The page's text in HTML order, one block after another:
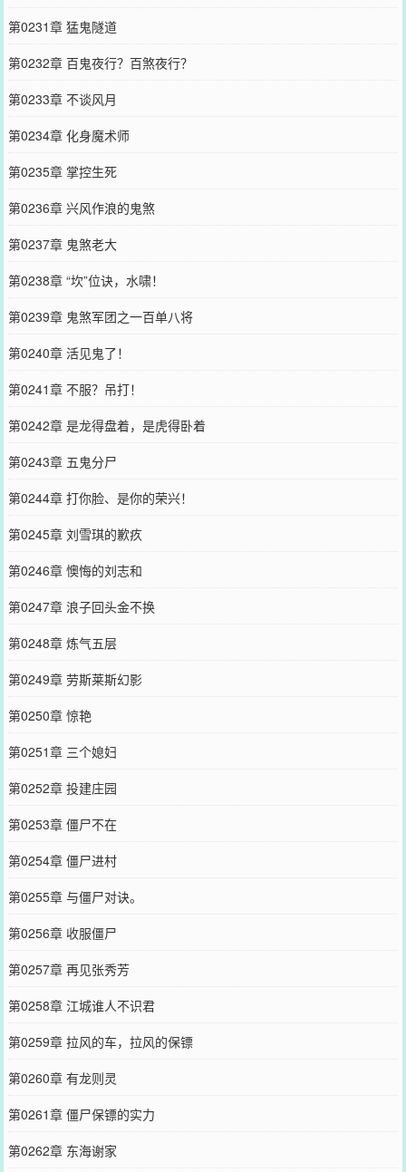
第0231章 猛鬼隧道
第0232章 百鬼夜行？百煞夜行？
第0233章 不谈风月
第0234章 化身魔术师
第0235章 掌控生死
第0236章 兴风作浪的鬼煞
第0237章 鬼煞老大
第0238章 “坎”位诀，水啸！
第0239章 鬼煞军团之一百单八将
第0240章 活见鬼了！
第0241章 不服？吊打！
第0242章 是龙得盘着，是虎得卧着
第0243章 五鬼分尸
第0244章 打你脸、是你的荣兴！
第0245章 刘雪琪的歉疚
第0246章 懊悔的刘志和
第0247章 浪子回头金不换
第0248章 炼气五层
第0249章 劳斯莱斯幻影
第0250章 惊艳
第0251章 三个媳妇
第0252章 投建庄园
第0253章 僵尸不在
第0254章 僵尸进村
第0255章 与僵尸对诀。
第0256章 收服僵尸
第0257章 再见张秀芳
第0258章 江城谁人不识君
第0259章 拉风的车，拉风的保镖
第0260章 有龙则灵
第0261章 僵尸保镖的实力
第0262章 东海谢家